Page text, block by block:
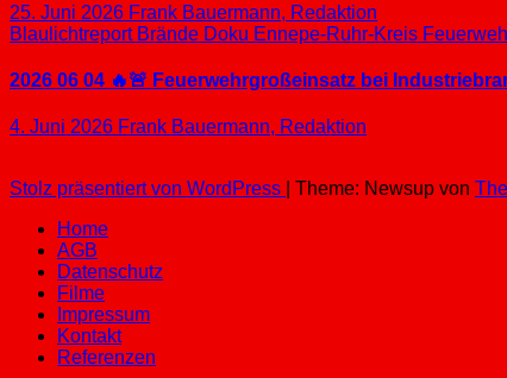
25. Juni 2026 Frank Bauermann, Redaktion
Blaulichtreport Brände Doku Ennepe-Ruhr-Kreis
2026 06 04 🔥🚨 Feuerwehrgroßeinsatz bei
4. Juni 2026 Frank Bauermann, Redaktion
Stolz präsentiert von WordPress Theme: Newsup von
Home
AGB
Datenschutz
Filme
Impressum
Kontakt
Referenzen